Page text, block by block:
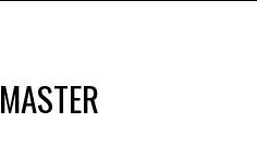
MASTER